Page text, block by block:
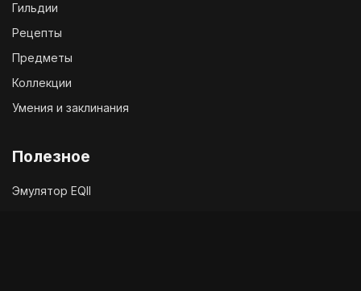
Гильдии
Рецепты
Предметы
Коллекции
Умения и заклинания
Полезное
Эмулятор EQII